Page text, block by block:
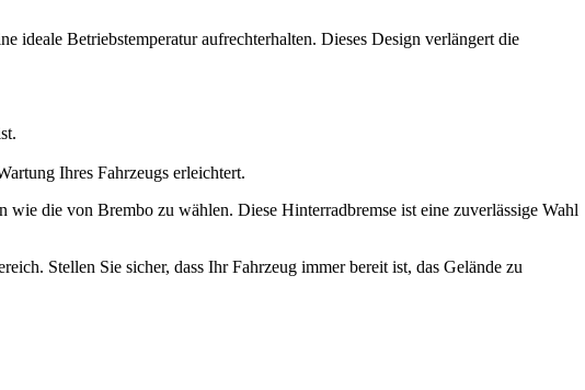
ideale Betriebstemperatur aufrechterhalten. Dieses Design verlängert die
Ihres Fahrzeugs erleichtert.
die von Brembo zu wählen. Diese Hinterradbremse ist eine zuverlässige Wahl
Stellen Sie sicher, dass Ihr Fahrzeug immer bereit ist, das Gelände zu